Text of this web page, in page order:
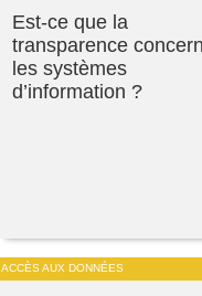
Est-ce que la
transparence
les systèmes
d’information ?
ACCÈS AUX DONNÉES